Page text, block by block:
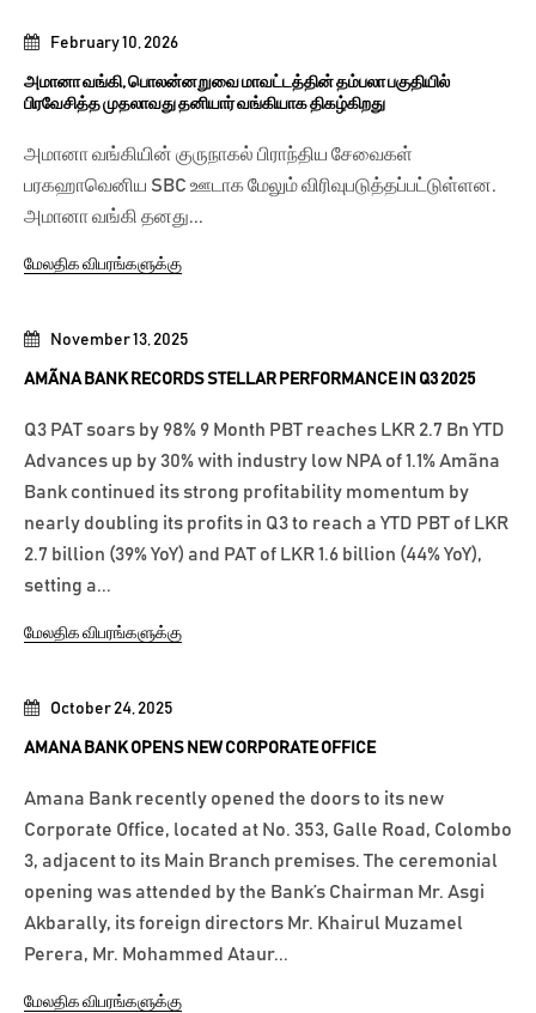
October 24, 2025
AMANA BANK OPENS NEW CORPORATE OFFICE
Amana Bank recently opened the doors to its new
Corporate Office, located at No. 353, Galle Road, Colombo
3, adjacent to its Main Branch premises. The ceremonial
opening was attended by the Bank’s Chairman Mr. Asgi
Akbarally, its foreign directors Mr. Khairul Muzamel
Perera, Mr. Mohammed Ataur...
மேலதிக விபரங்களுக்கு
November 13, 2025
AMÃNA BANK RECORDS STELLAR PERFORMANCE IN Q3 2025
Q3 PAT soars by 98% 9 Month PBT reaches LKR 2.7 Bn YTD
Advances up by 30% with industry low NPA of 1.1% Amãna
Bank continued its strong profitability momentum by
nearly doubling its profits in Q3 to reach a YTD PBT of LKR
2.7 billion (39% YoY) and PAT of LKR 1.6 billion (44% YoY),
setting a...
மேலதிக விபரங்களுக்கு
February 10, 2026
அமானா வங்கி, பொலன்னறுவை மாவட்டத்தின் தம்பலா பகுதியில்
பிரவேசித்த முதலாவது தனியார் வங்கியாக திகழ்கிறது
அமானா வங்கியின் குருநாகல் பிராந்திய சேவைகள்
பரகஹாவெனிய SBC ஊடாக மேலும் விரிவுபடுத்தப்பட்டுள்ளன.
அமானா வங்கி தனது...
மேலதிக விபரங்களுக்கு